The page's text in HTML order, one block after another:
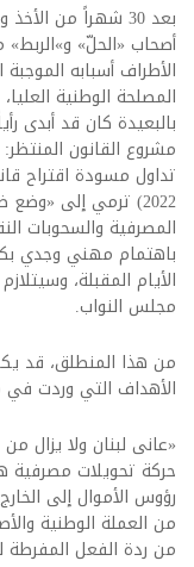
بعد 30 شهراً من
أصحاب «الحلّ»
الأطراف أسبابه
المصلحة الوطنية
بالبعيدة كان قد أبدى
مشروع القانون
2022) ترمي إلى
المصرفية والسحوبات
باهتمام مهني وجدي
الأيام المقبلة،
مجلس النواب.
من هذا المنطلق، قد
الأهداف التي وردت
«عانى لبنان ولا يزال
حركة تحويلات مصرفية
رؤوس الأموال إلى
من العملة الوطنية
من ردة الفعل المفرطة